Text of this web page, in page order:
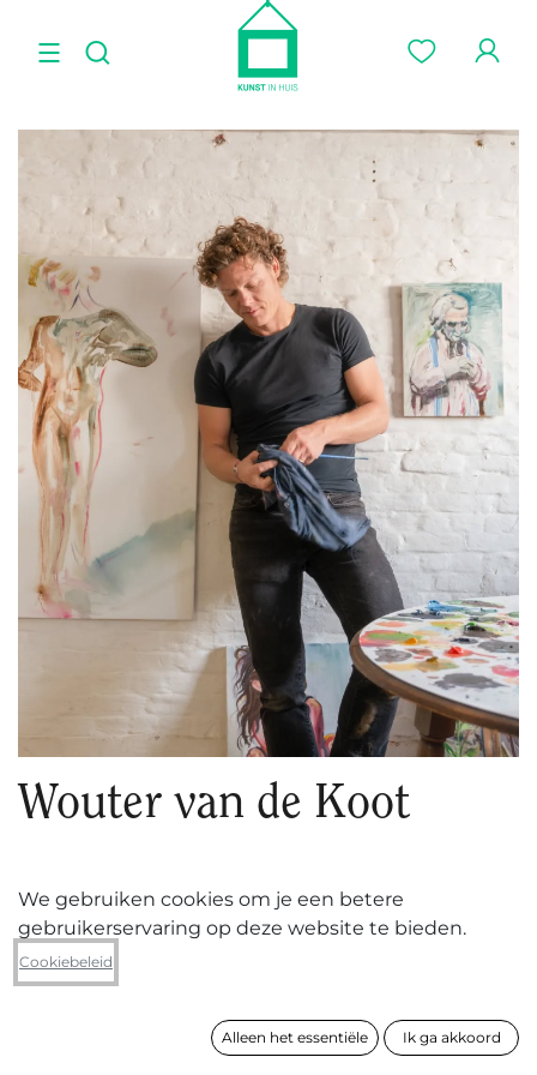
Wouter van de Koot
1978 ° - Merksem
We gebruiken cookies om je een betere
gebruikerservaring op deze website te bieden.
Cookiebeleid
Alleen het essentiële Ik ga akkoord